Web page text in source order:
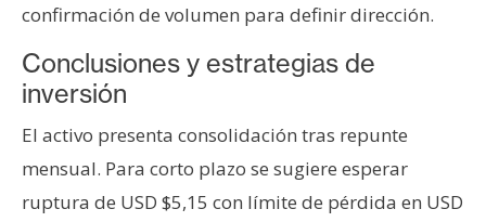
confirmación de volumen para definir dirección.
Conclusiones y estrategias de
inversión
El activo presenta consolidación tras repunte
mensual. Para corto plazo se sugiere esperar
ruptura de USD $5,15 con límite de pérdida en USD